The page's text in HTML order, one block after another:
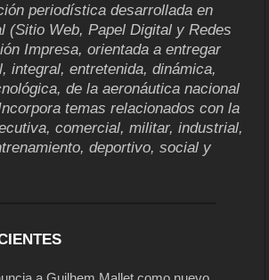
periodística desarrollada en
(Sitio Web, Papel Digital y Redes
Impresa, orientada a entregar
integral, entretenida, dinámica,
de la aeronáutica nacional
temas relacionados con la
comercial, militar, industrial,
deportivo, social y